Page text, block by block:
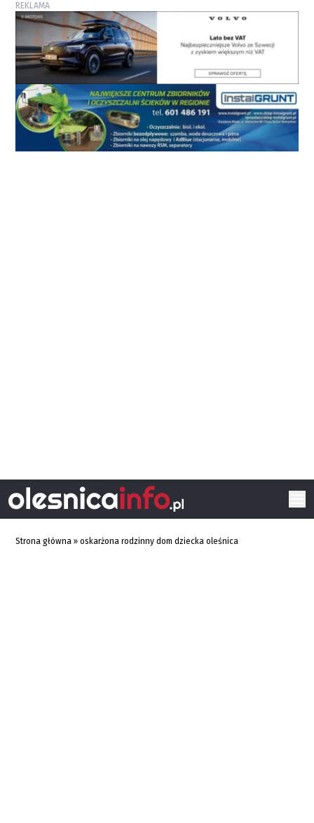
REKLAMA
Strona główna »oskarżona rodzinny dom dziecka oleśnica